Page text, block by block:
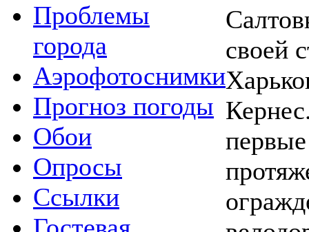
Проблемы
города
Аэрофотоснимки
Прогноз погоды
Обои
Опросы
Ссылки
своей